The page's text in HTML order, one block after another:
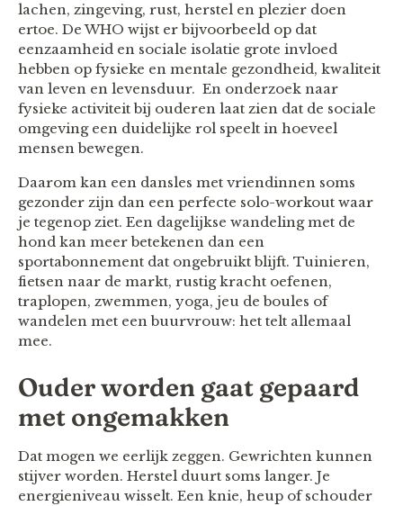
lachen, zingeving, rust, herstel en plezier doen
ertoe. De WHO wijst er bijvoorbeeld op dat
eenzaamheid en sociale isolatie grote invloed
hebben op fysieke en mentale gezondheid, kwaliteit
van leven en levensduur. En onderzoek naar
fysieke activiteit bij ouderen laat zien dat de sociale
omgeving een duidelijke rol speelt in hoeveel
mensen bewegen.
Daarom kan een dansles met vriendinnen soms
gezonder zijn dan een perfecte solo-workout waar
je tegenop ziet. Een dagelijkse wandeling met de
hond kan meer betekenen dan een
sportabonnement dat ongebruikt blijft. Tuinieren,
fietsen naar de markt, rustig kracht oefenen,
traplopen, zwemmen, yoga, jeu de boules of
wandelen met een buurvrouw: het telt allemaal
mee.
Ouder worden gaat gepaard
met ongemakken
Dat mogen we eerlijk zeggen. Gewrichten kunnen
stijver worden. Herstel duurt soms langer. Je
energieniveau wisselt. Een knie, heup of schouder